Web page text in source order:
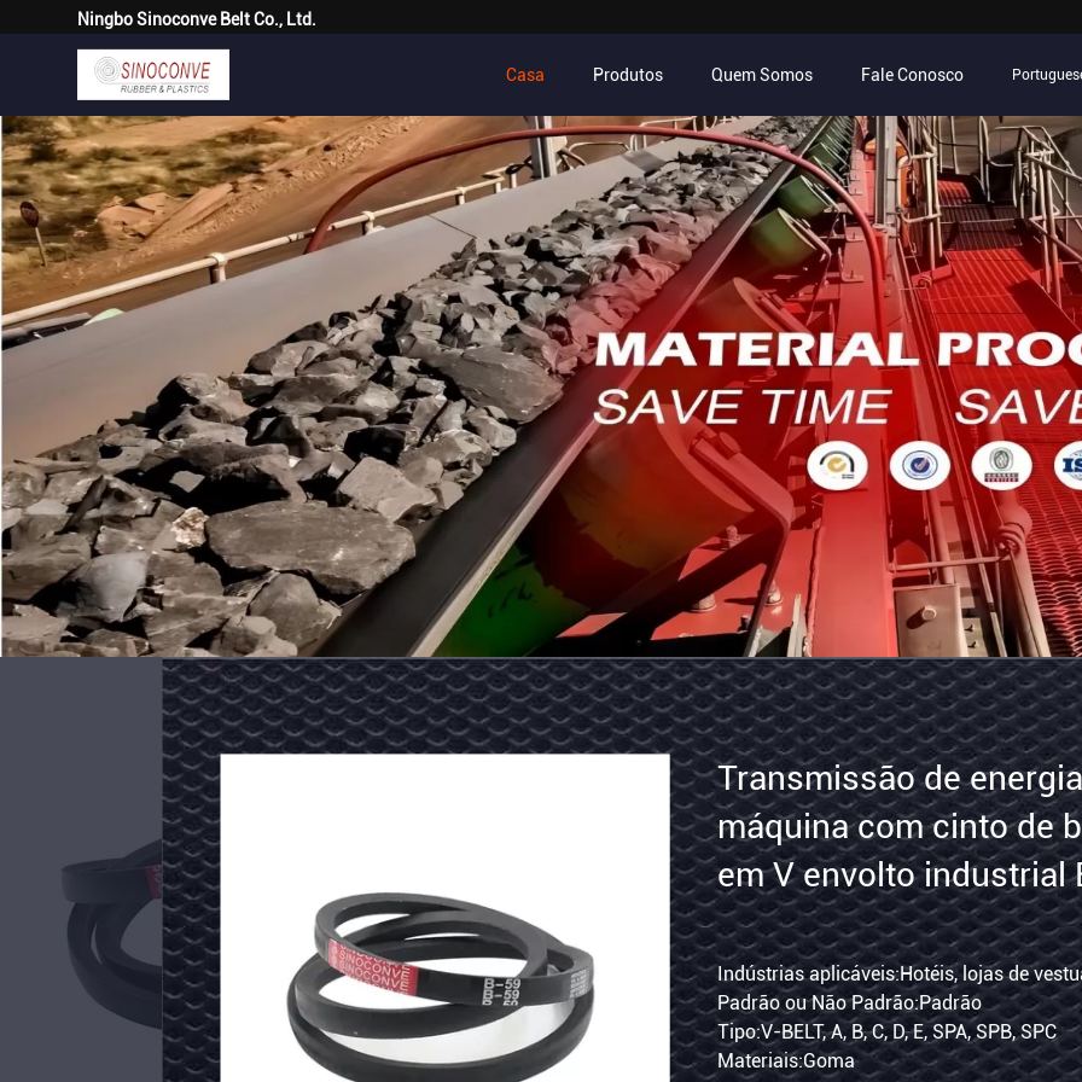
Ningbo Sinoconve Belt Co., Ltd.
Casa Produtos Quem Somos Fale Conosco
meses
aplicáveis:鎮ㄨ鎵剧殑璧勬簮宸茶鍒犻櫎銆佸凡鏇村悕鎴栨殏鏃朵笉鍙敤銆
personalizado:Oem
ou Não Padrão:Padrão
de
algodão
de
lona
Indústrias aplicáveis:Hotéis, lojas de vestuário, fábricas, oficinas de reparação de
Padrão ou Não Padrão:Padrão
Tipo:V-BELT, A, B, C, D, E, SPA, SPB, SPC
Materiais:Goma
Transmissão
de
energia
da
máquina
com
cinto
Indústrias aplicáveis:Hotéis,
Padrão ou Não Padrão:Padrão
Tipo:V-BELT, A, B, C, D, E, SPA,
Materiais:Goma